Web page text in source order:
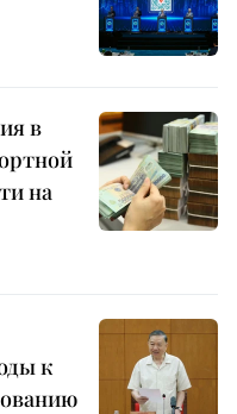
в
на
к